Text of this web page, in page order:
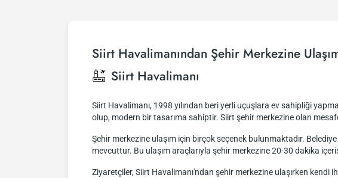
Siirt Havalimanından Şehir Merkezine
Siirt Havalimanı
Siirt Havalimanı, 1998 yılından beri yerli uçuşlara ev sahipliği
olup, modern bir tasarıma sahiptir. Siirt şehir merkezine olan
Şehir merkezine ulaşım için birçok seçenek bulunmaktadır.
mevcuttur. Bu ulaşım araçlarıyla şehir merkezine 20-30 dakika
Ziyaretçiler, Siirt Havalimanı'ndan şehir merkezine ulaşırken kendi